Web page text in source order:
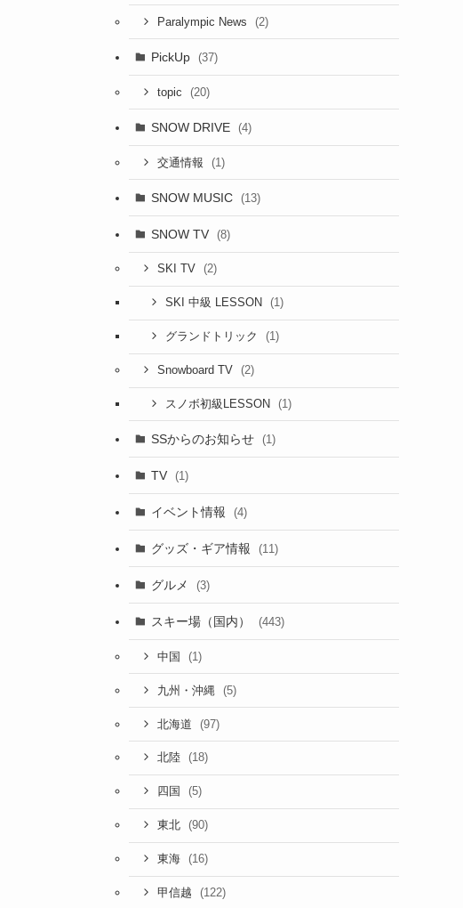
Paralympic News (2)
PickUp (37)
topic (20)
SNOW DRIVE (4)
交通情報 (1)
SNOW MUSIC (13)
SNOW TV (8)
SKI TV (2)
SKI 中級 LESSON (1)
グランドトリック (1)
Snowboard TV (2)
スノボ初級LESSON (1)
SSからのお知らせ (1)
TV (1)
イベント情報 (4)
グッズ・ギア情報 (11)
グルメ (3)
スキー場（国内） (443)
中国 (1)
九州・沖縄 (5)
北海道 (97)
北陸 (18)
四国 (5)
東北 (90)
東海 (16)
甲信越 (122)